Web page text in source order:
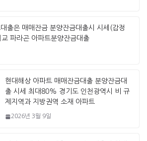
현대해상 아파트담보대출은 매매잔금 분양
잔금대출시 시세(감정가) 최대80% 오산세
현대해상 아파트 매매잔금대출 분양잔금대
출 시세 최대80% 경기도 인천광역시 비 규
제지역과 지방권역 소재 아파트